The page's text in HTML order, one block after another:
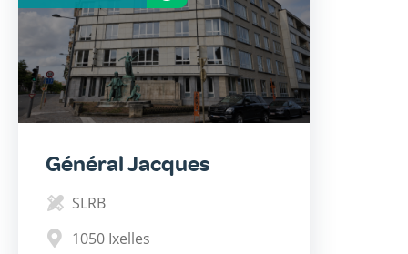
Général Jacques
SLRB
1050 Ixelles